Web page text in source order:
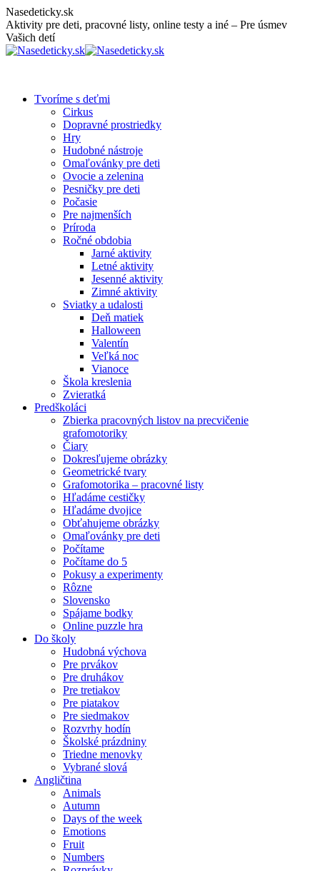
Skip
to
content
Nasedeticky.sk
Aktivity pre deti, pracovné listy, online testy a iné – Pre úsmev
Vašich detí
Tvoríme s deťmi
Cirkus
Dopravné prostriedky
Hry
Hudobné nástroje
Omaľovánky pre deti
Ovocie a zelenina
Pesničky pre deti
Počasie
Pre najmenších
Príroda
Ročné obdobia
Jarné aktivity
Letné aktivity
Jesenné aktivity
Zimné aktivity
Sviatky a udalosti
Deň matiek
Halloween
Valentín
Veľká noc
Vianoce
Škola kreslenia
Zvieratká
Predškoláci
Zbierka pracovných listov na precvičenie
grafomotoriky
Čiary
Dokresľujeme obrázky
Geometrické tvary
Grafomotorika – pracovné listy
Hľadáme cestičky
Hľadáme dvojice
Obťahujeme obrázky
Omaľovánky pre deti
Počítame
Počítame do 5
Pokusy a experimenty
Rôzne
Slovensko
Spájame bodky
Online puzzle hra
Do školy
Hudobná výchova
Pre prvákov
Pre druhákov
Pre tretiakov
Pre piatakov
Pre siedmakov
Rozvrhy hodín
Školské prázdniny
Triedne menovky
Vybrané slová
Angličtina
Animals
Autumn
Days of the week
Emotions
Fruit
Numbers